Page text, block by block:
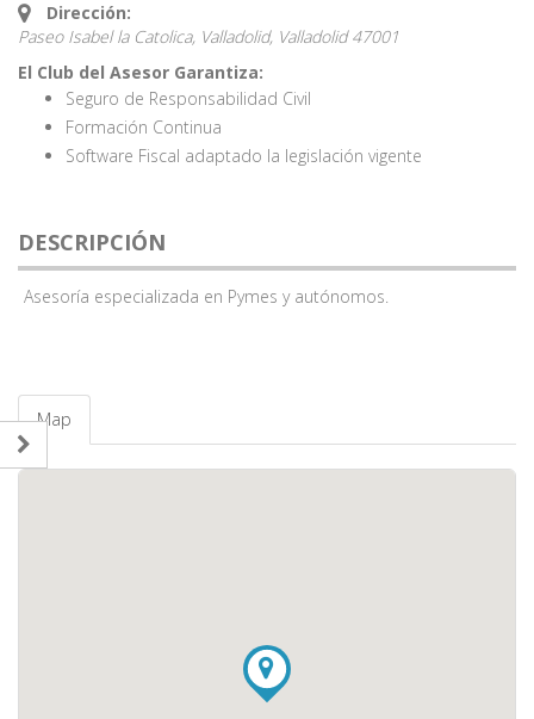
Dirección:
Paseo Isabel la Catolica, Valladolid, Valladolid 47001
El Club del Asesor Garantiza:
Seguro de Responsabilidad Civil
Formación Continua
Software Fiscal adaptado la legislación vigente
DESCRIPCIÓN
Asesoría especializada en Pymes y autónomos.
Map